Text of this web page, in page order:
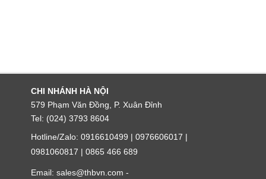
CHI NHÁNH HÀ NỘI
579 Phạm Văn Đồng, P. Xuân Đỉnh
Tel: (024) 3793 8604
Hotline/Zalo: 0916610499 | 0976606017 |
0981060817 | 0865 466 689
Email: sales@thbvn.com -